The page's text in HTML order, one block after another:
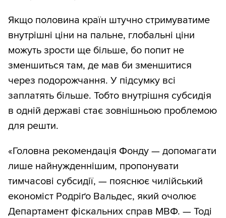
Якщо половина країн штучно стримуватиме
внутрішні ціни на пальне, глобальні ціни
можуть зрости ще більше, бо попит не
зменшиться там, де мав би зменшитися
через подорожчання. У підсумку всі
заплатять більше. Тобто внутрішня субсидія
в одній державі стає зовнішньою проблемою
для решти.
«Головна рекомендація Фонду — допомагати
лише найнужденнішим, пропонувати
тимчасові субсидії, — пояснює чилійський
економіст Родріґо Вальдес, який очолює
Департамент фіскальних справ МВФ. — Тоді